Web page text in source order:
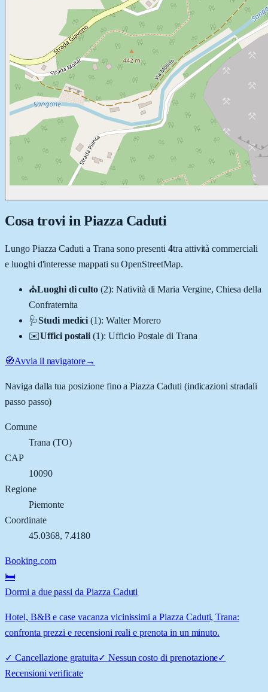
Cosa trovi in Piazza Caduti
Lungo Piazza Caduti a Trana sono presenti 4tra attività commerciali
e luoghi d'interesse mappati su OpenStreetMap.
⛪Luoghi di culto (2): Natività di Maria Vergine, Chiesa della
Confraternita
🩺Studi medici (1):Walter Morero
✉️Uffici postali (1): Ufficio Postale di Trana
🧭Avvia il navigatore→
Naviga dalla tua posizione fino aPiazza Caduti (indicazioni stradali
passo passo)
Comune
Trana (TO)
CAP
10090
Regione
Piemonte
Coordinate
45.0368, 7.4180
Booking.com
🛏️
Dormi a due passi da Piazza Caduti
Hotel, B&B e case vacanza vicinissimi a Piazza Caduti, Trana:
confronta prezzi e recensioni reali e prenota in un minuto.
✓ Cancellazione gratuita✓ Nessun costo di prenotazione✓
Recensioni verificate